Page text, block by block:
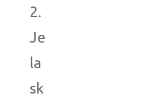
2.
Je
la
sk